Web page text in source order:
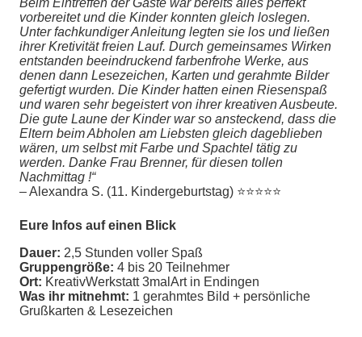
Beim Eintreffen der Gäste war bereits alles perfekt
vorbereitet und die Kinder konnten gleich loslegen.
Unter fachkundiger Anleitung legten sie los und ließen
ihrer Kretivität freien Lauf. Durch gemeinsames Wirken
entstanden beeindruckend farbenfrohe Werke, aus
denen dann Lesezeichen, Karten und gerahmte Bilder
gefertigt wurden. Die Kinder hatten einen Riesenspaß
und waren sehr begeistert von ihrer kreativen Ausbeute.
Die gute Laune der Kinder war so ansteckend, dass die
Eltern beim Abholen am Liebsten gleich dageblieben
wären, um selbst mit Farbe und Spachtel tätig zu
werden. Danke Frau Brenner, für diesen tollen
Nachmittag !“
– Alexandra S. (11. Kindergeburtstag) ⭐⭐⭐⭐⭐
Eure Infos auf einen Blick
Dauer: 2,5 Stunden voller Spaß
Gruppengröße: 4 bis 20 Teilnehmer
Ort: KreativWerkstatt 3malArt in Endingen
Was ihr mitnehmt: 1 gerahmtes Bild + persönliche
Grußkarten & Lesezeichen